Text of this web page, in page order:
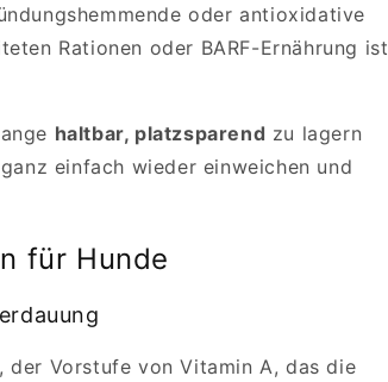
oder antioxidative
Rationen oder BARF-Ernährung ist
haltbar, platzsparend zu lagern
einfach wieder einweichen und
für Hunde
der Vorstufe von Vitamin A, das die